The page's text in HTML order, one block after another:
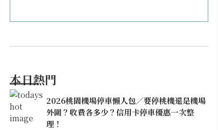
本日熱門
2026桃園機場停車懶人包／要停桃機還是機場
外圍？收費各多少？信用卡停車優惠一次整
理！